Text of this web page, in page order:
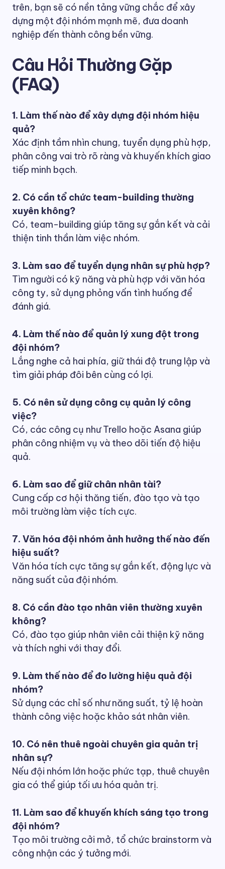
trên, bạn sẽ có nền tảng vững chắc để xây
dựng một đội nhóm mạnh mẽ, đưa doanh
nghiệp đến thành công bền vững.
Câu Hỏi Thường Gặp
(FAQ)
1. Làm thế nào để xây dựng đội nhóm hiệu
quả?
Xác định tầm nhìn chung, tuyển dụng phù hợp,
phân công vai trò rõ ràng và khuyến khích giao
tiếp minh bạch.
2. Có cần tổ chức team-building thường
xuyên không?
Có, team-building giúp tăng sự gắn kết và cải
thiện tinh thần làm việc nhóm.
3. Làm sao để tuyển dụng nhân sự phù hợp?
Tìm người có kỹ năng và phù hợp với văn hóa
công ty, sử dụng phỏng vấn tình huống để
đánh giá.
4. Làm thế nào để quản lý xung đột trong
đội nhóm?
Lắng nghe cả hai phía, giữ thái độ trung lập và
tìm giải pháp đôi bên cùng có lợi.
5. Có nên sử dụng công cụ quản lý công
việc?
Có, các công cụ như Trello hoặc Asana giúp
phân công nhiệm vụ và theo dõi tiến độ hiệu
quả.
6. Làm sao để giữ chân nhân tài?
Cung cấp cơ hội thăng tiến, đào tạo và tạo
môi trường làm việc tích cực.
7. Văn hóa đội nhóm ảnh hưởng thế nào đến
hiệu suất?
Văn hóa tích cực tăng sự gắn kết, động lực và
năng suất của đội nhóm.
8. Có cần đào tạo nhân viên thường xuyên
không?
Có, đào tạo giúp nhân viên cải thiện kỹ năng
và thích nghi với thay đổi.
9. Làm thế nào để đo lường hiệu quả đội
nhóm?
Sử dụng các chỉ số như năng suất, tỷ lệ hoàn
thành công việc hoặc khảo sát nhân viên.
10. Có nên thuê ngoài chuyên gia quản trị
nhân sự?
Nếu đội nhóm lớn hoặc phức tạp, thuê chuyên
gia có thể giúp tối ưu hóa quản trị.
11. Làm sao để khuyến khích sáng tạo trong
đội nhóm?
Tạo môi trường cởi mở, tổ chức brainstorm và
công nhận các ý tưởng mới.